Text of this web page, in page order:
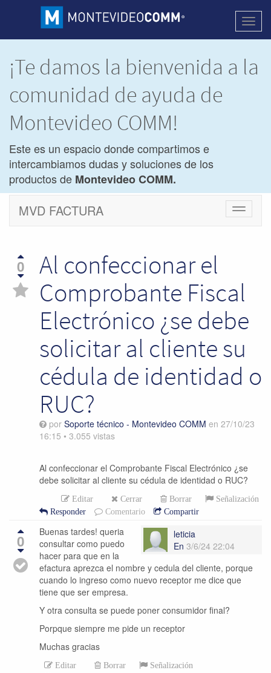
¡Te damos la bienvenida a la
comunidad de ayuda de
Montevideo COMM!
Este es un espacio donde compartimos e
intercambiamos dudas y soluciones de los
productos de Montevideo COMM.
Cambiar
MVD FACTURA
0
Al confeccionar el
Comprobante Fiscal
Electrónico ¿se debe
solicitar al cliente su
cédula de identidad o
RUC?
por Soporte técnico - Montevideo COMM en 27/10/23
16:15 • 3.055 vistas
Al confeccionar el Comprobante Fiscal Electrónico ¿se
debe solicitar al cliente su cédula de identidad o RUC?
Editar Cerrar Borrar
Señalización
Responder
Comentario Compartir
0
leticia
En 3/6/24 22:04
Buenas tardes! queria
consultar como puedo
hacer para que en la
efactura aprezca el nombre y cedula del cliente, porque
cuando lo ingreso como nuevo receptor me dice que
tiene que ser empresa.
Y otra consulta se puede poner consumidor final?
Porpque siempre me pide un receptor
Muchas gracias
Editar Borrar
Señalización